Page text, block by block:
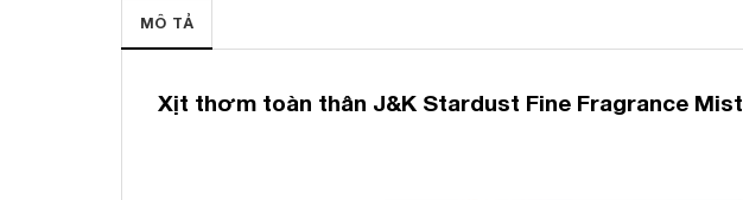
MÔ TẢ
Xịt thơm toàn thân J&K Stardust Fine Fragrance Mist